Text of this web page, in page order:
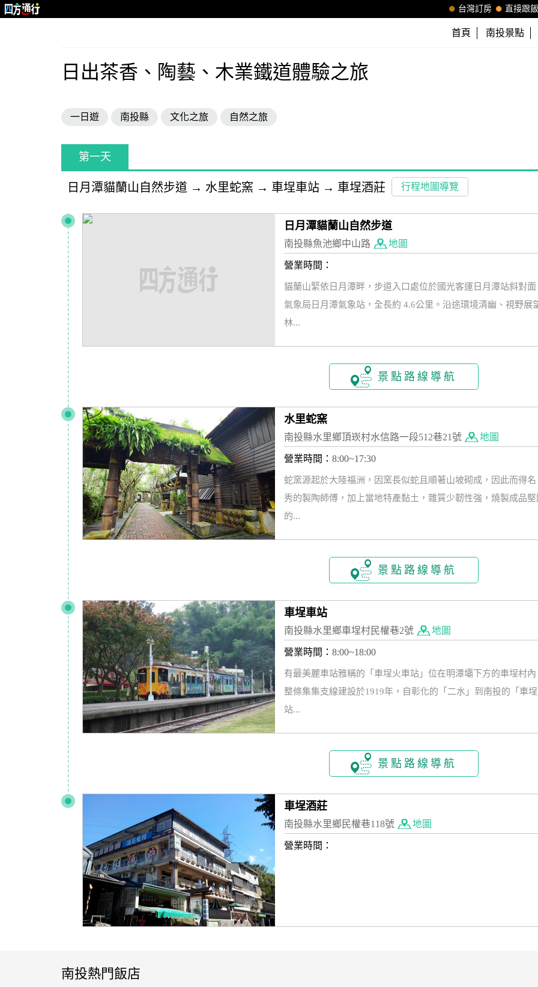
直接跟
台灣訂房
首頁 南投景點
日出茶香、陶藝、木業鐵道體驗之旅
一日遊 南投縣 文化之旅 自然之旅
第一天
日月潭貓蘭山自然步道 → 水里蛇窯 → 車埕車站 → 車埕酒莊 行程地圖導覽
日月潭貓蘭山自然步道
南投縣魚池鄉中山路 地圖
營業時間：
貓蘭山緊依日月潭畔，步道入口處位於國光客運日月潭站斜對
氣象局日月潭氣象站，全長約 4.6公里。沿途環境清幽、視野
林...
景點路線導航
水里蛇窯
南投縣水里鄉頂崁村水信路一段512巷21號 地圖
營業時間： 8:00~17:30
蛇窯源起於大陸福洲，因窯長似蛇且順著山坡砌成，因此而得
秀的製陶師傅，加上當地特產黏土，雜質少韌性強，燒製成品
的...
景點路線導航
車埕車站
南投縣水里鄉車埕村民權巷2號 地圖
營業時間： 8:00~18:00
有最美麗車站雅稱的「車埕火車站」位在明潭壩下方的車埕村
整條集集支線建設於1919年，自彰化的「二水」到南投的「車
站...
景點路線導航
車埕酒莊
南投縣水里鄉民權巷118號 地圖
營業時間：
南投熱門飯店